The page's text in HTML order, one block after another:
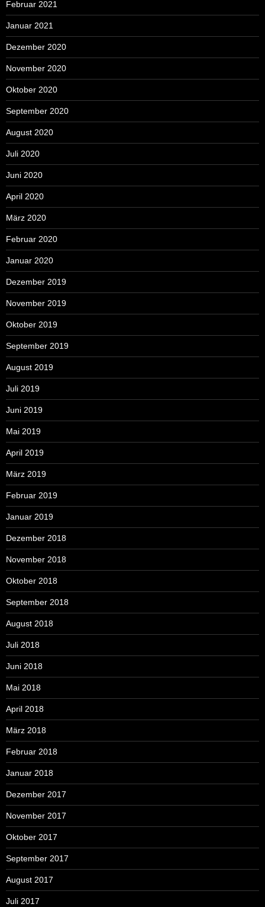
Februar 2021
Januar 2021
Dezember 2020
November 2020
Oktober 2020
September 2020
August 2020
Juli 2020
Juni 2020
April 2020
März 2020
Februar 2020
Januar 2020
Dezember 2019
November 2019
Oktober 2019
September 2019
August 2019
Juli 2019
Juni 2019
Mai 2019
April 2019
März 2019
Februar 2019
Januar 2019
Dezember 2018
November 2018
Oktober 2018
September 2018
August 2018
Juli 2018
Juni 2018
Mai 2018
April 2018
März 2018
Februar 2018
Januar 2018
Dezember 2017
November 2017
Oktober 2017
September 2017
August 2017
Juli 2017